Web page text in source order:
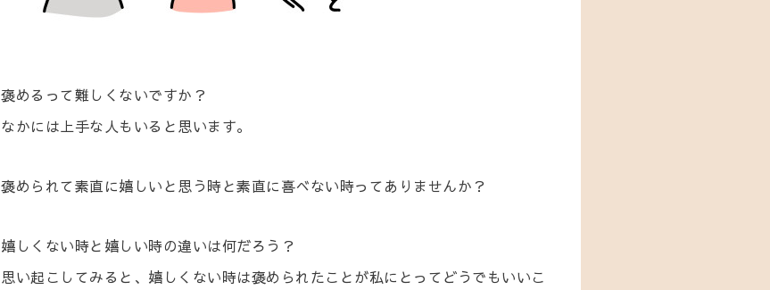
褒めるって難しくないですか？
なかには上手な人もいると思います。
褒められて素直に嬉しいと思う時と素直に喜べない時ってありませんか？
嬉しくない時と嬉しい時の違いは何だろう？
思い起こしてみると、嬉しくない時は褒められたことが私にとってどうでもいいこ